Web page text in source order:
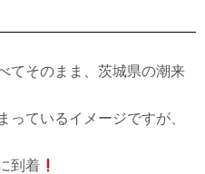
てそのまま、茨城県の潮来
っているイメージですが、
到着